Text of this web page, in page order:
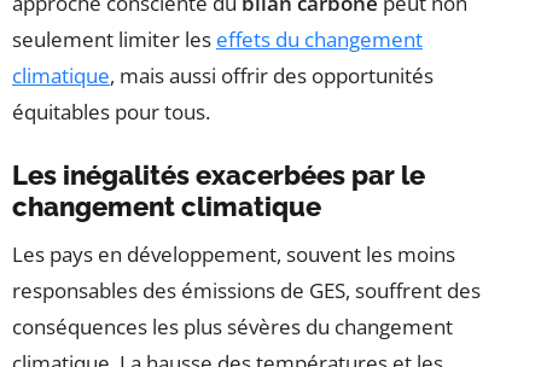
seulement limiter les effets du changement
climatique, mais aussi offrir des opportunités
équitables pour tous.
Les inégalités exacerbées par le
changement climatique
Les pays en développement, souvent les moins
responsables des émissions de GES, souffrent des
conséquences les plus sévères du changement